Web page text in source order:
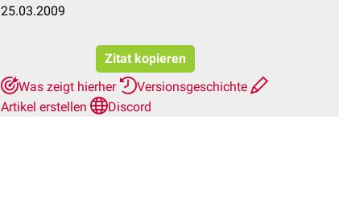
25.03.2009
Zitat kopieren
Was zeigt hierher
Versionsgeschichte
Artikel erstellen
Discord